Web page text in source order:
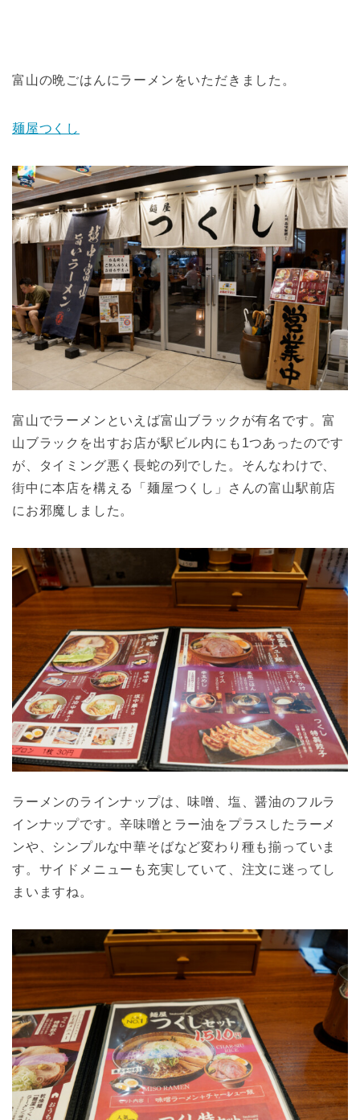
富山の晩ごはんにラーメンをいただきました。
麺屋つくし
富山でラーメンといえば富山ブラックが有名です。富
山ブラックを出すお店が駅ビル内にも1つあったのです
が、タイミング悪く長蛇の列でした。そんなわけで、
街中に本店を構える「麺屋つくし」さんの富山駅前店
にお邪魔しました。
ラーメンのラインナップは、味噌、塩、醤油のフルラ
インナップです。辛味噌とラー油をプラスしたラーメ
ンや、シンプルな中華そばなど変わり種も揃っていま
す。サイドメニューも充実していて、注文に迷ってし
まいますね。